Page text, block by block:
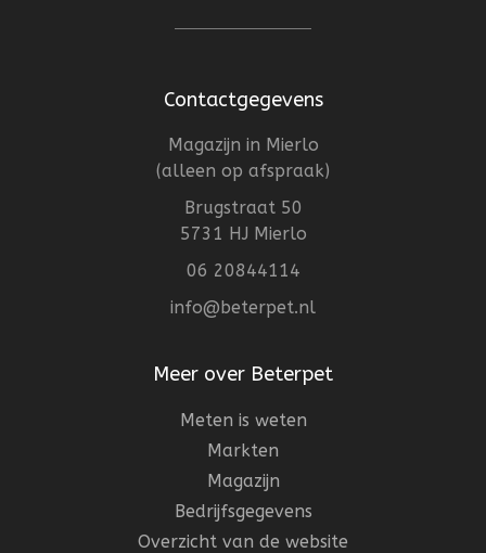
Contactgegevens
Magazijn in Mierlo
(alleen op afspraak)
Brugstraat 50
5731 HJ Mierlo
06 20844114
info@beterpet.nl
Meer over Beterpet
Meten is weten
Markten
Magazijn
Bedrijfsgegevens
Overzicht van de website